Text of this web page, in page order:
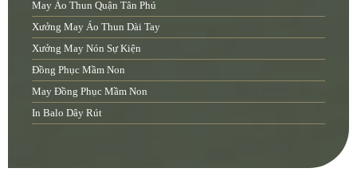
May Áo Thun Quận Tân Phú
Xưởng May Áo Thun Dài Tay
Xưởng May Nón Sự Kiện
Đồng Phục Mầm Non
May Đồng Phục Mầm Non
In Balo Dây Rút